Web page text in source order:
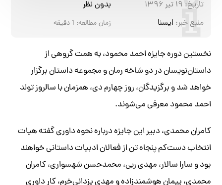
تاریخ: ۱۹ تیر ۱۳۹۶
بدون نظر
منبع خبر: ایسنا زمان مطالعه: 1دقیقه
نخستین دوره جایزه احمد محمود، به همت گروهی از
داستان‌نویسان در دو شاخه رمان و مجموعه داستان برگزار
خواهد شد و برگزیدگان، روز چهارم دی، همزمان با سالروز تولد
احمد محمود معرفی می‌شوند.
کامران محمدی، دبیر این جایزه درباره نحوه داوری گفته هیات
انتخاب دست‌کم پنجاه تن از فعالان ادبیات داستانی خواهند
بود و سارا سالار، مهدی ربی، محمدحسن شهسواری، کامران
محمدی، پیمان هوشمندزاده و مهدی یزدانی‌خرم، کار داوری